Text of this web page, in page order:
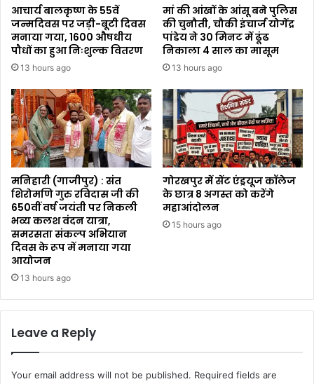
आचार्य बालकृष्ण के 55वें
जन्मदिवस पर जड़ी-बूटी दिवस
मनाया गया, 1600 औषधीय
पौधों का हुआ निःशुल्क वितरण
13 hours ago
मां की आंखों के आंसू बने पुलिस
की चुनौती, चौकी इंचार्ज योगेंद्र
पांडेय ने 30 मिनट में ढूंढ
निकाला 4 साल का मासूम
13 hours ago
मनिहारी (गाजीपुर) : संत
शिरोमणि गुरु रविदास जी की
650वीं वर्ष जयंती पर निकली
भव्य कलश वंदन यात्रा,
समरसता संकल्प अभियान
दिवस के रूप में मनाया गया
आयोजन
13 hours ago
गोरखपुर में सेंट एंड्रयूज कॉलेज
के छात्र 8 अगस्त को करेंगे
महाआंदोलन
15 hours ago
Leave a Reply
Your email address will not be published. Required fields are